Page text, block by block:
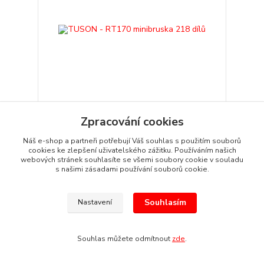
TUSON - RT170 minibruska 218 dílů
999 Kč/ks
826 Kč bez DPH Odeslání do 2-4 dnů
Přidat do košíku
TOP produkt
Zpracování cookies
Náš e-shop a partneři potřebují Váš souhlas s použitím souborů
cookies ke zlepšení uživatelského zážitku. Používáním našich
webových stránek souhlasíte se všemi soubory cookie v souladu
s našimi zásadami používání souborů cookie.
Nastavení Souhlasím
Souhlas můžete odmítnout zde.